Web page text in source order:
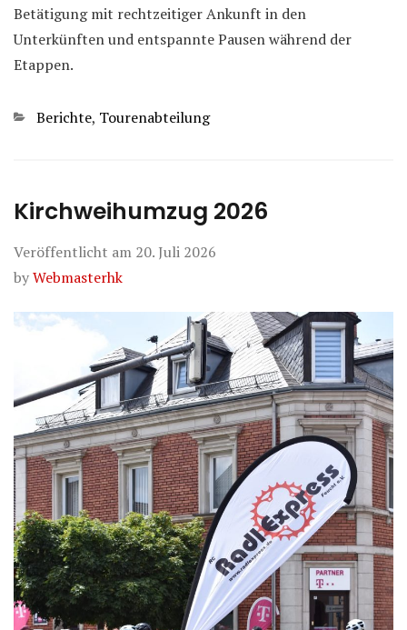
Betätigung mit rechtzeitiger Ankunft in den
Unterkünften und entspannte Pausen während der
Etappen.
Kategorien
Berichte, Tourenabteilung
Kirchweihumzug 2026
Veröffentlicht am 20. Juli 2026
byWebmasterhk